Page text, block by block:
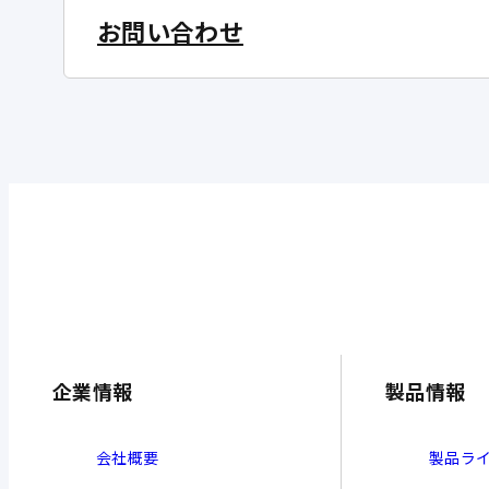
お問い合わせ
企業情報
会社概要
製品情報
製品ラ